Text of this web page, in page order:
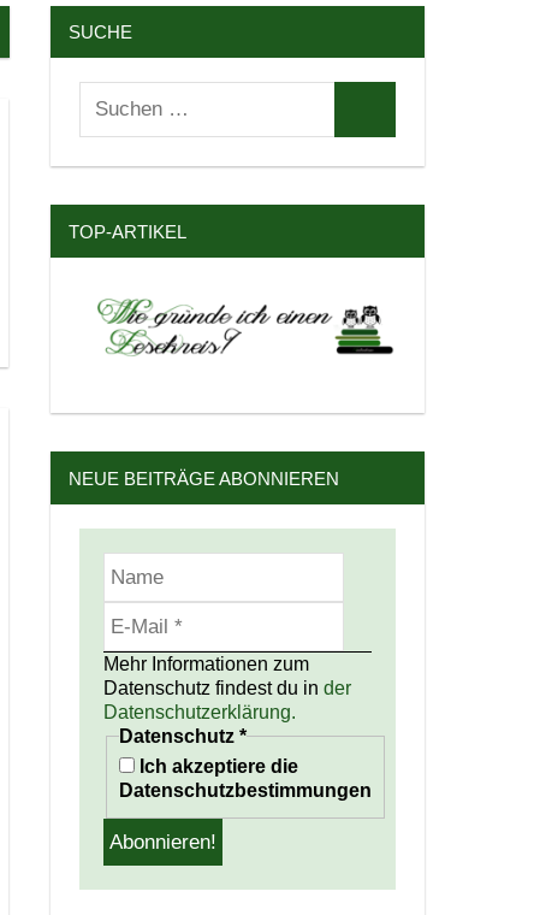
SUCHE
Suchen
nach:
TOP-ARTIKEL
NEUE BEITRÄGE ABONNIEREN
Mehr Informationen zum
Datenschutz findest du in der
Datenschutzerklärung.
Datenschutz *
Ich akzeptiere die
Datenschutzbestimmungen